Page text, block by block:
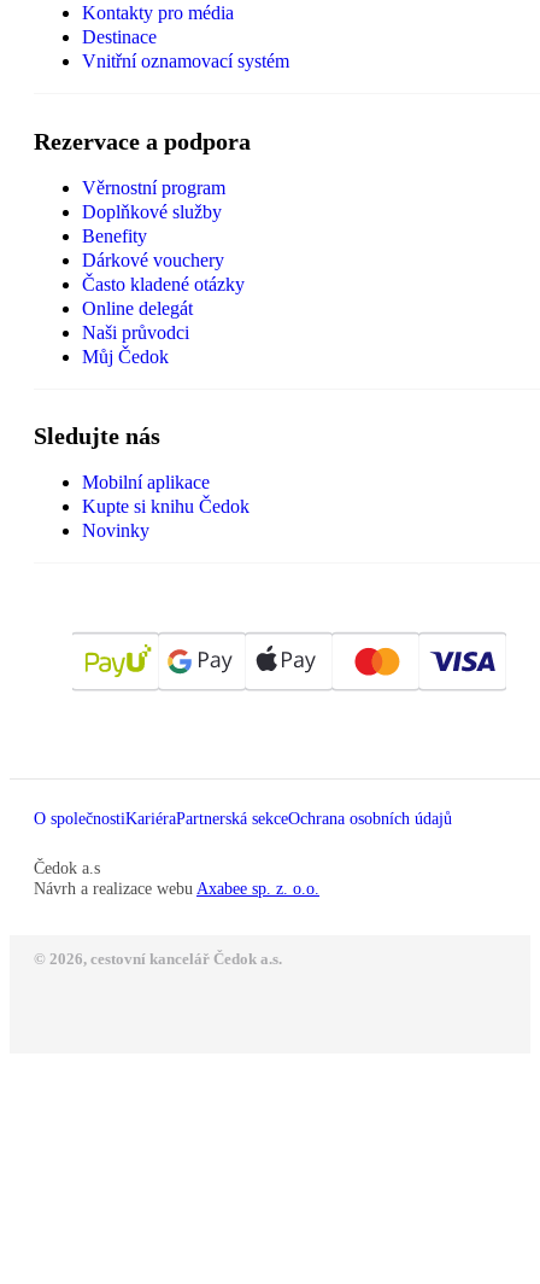
Kontakty pro média
Destinace
Vnitřní oznamovací systém
Rezervace a podpora
Věrnostní program
Doplňkové služby
Benefity
Dárkové vouchery
Často kladené otázky
Online delegát
Naši průvodci
Můj Čedok
Sledujte nás
Mobilní aplikace
Kupte si knihu Čedok
Novinky
O společnostiKariéraPartnerská sekceOchrana osobních údajů
Čedok a.s
Návrh a realizace webu Axabee sp. z. o.o.
© 2026, cestovní kancelář Čedok a.s.